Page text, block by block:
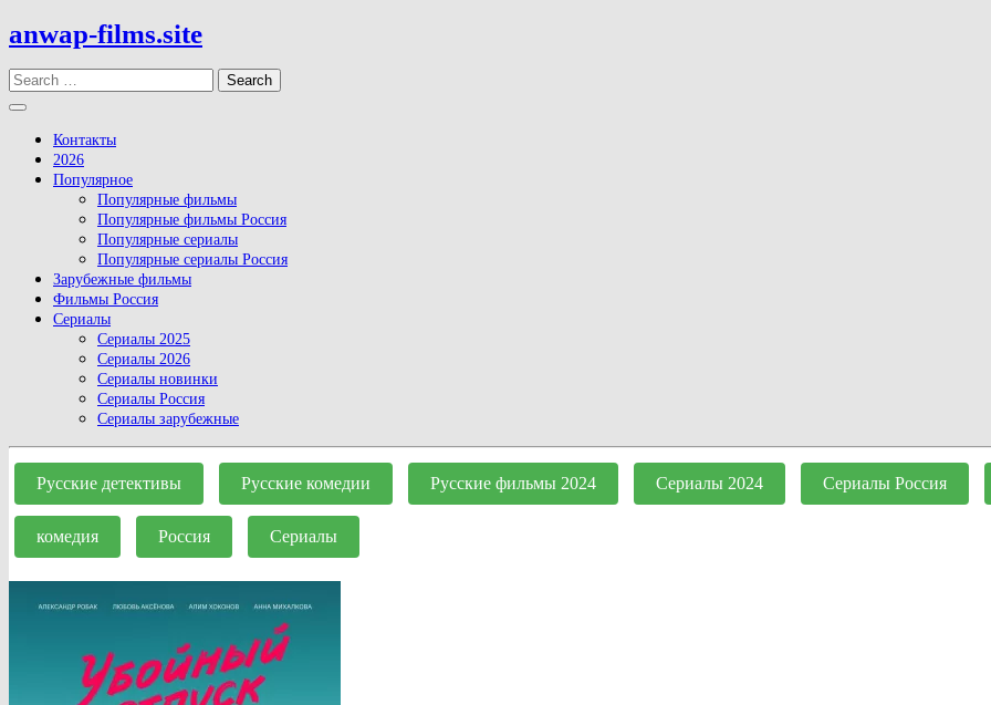
Skip
to
content
anwap-films.site
Search
Open
Button
Контакты
2026
Популярное
Популярные фильмы
Популярные фильмы Россия
Популярные сериалы
Популярные сериалы Россия
Зарубежные фильмы
Фильмы Россия
Сериалы
Сериалы 2025
Сериалы 2026
Сериалы новинки
Сериалы Россия
Сериалы зарубежные
Close
Button
Русские детективы Русские комедии Русские фильмы 2024 Сериалы 2024 Сериалы Россия
комедия Россия Сериалы